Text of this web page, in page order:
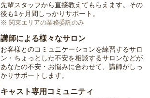
先輩スタッフから直接教えてもらえます。その
後も1ヶ月間しっかりサポート。
※ 関東エリアの業務委託のみ
講師による様々なサロン
お客様とのコミュニケーションを練習するサロ
ン・ちょっとした不安を相談するサロンなどが
あなたの不安・お悩みに合わせて、講師がしっ
かりサポートします。
キャスト専用コミュニティ